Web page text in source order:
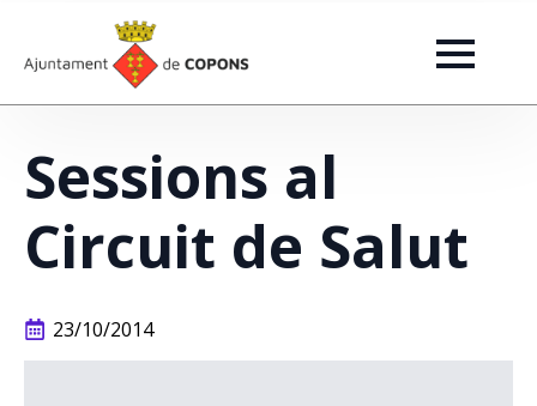
Sessions al
Circuit de Salut
23/10/2014